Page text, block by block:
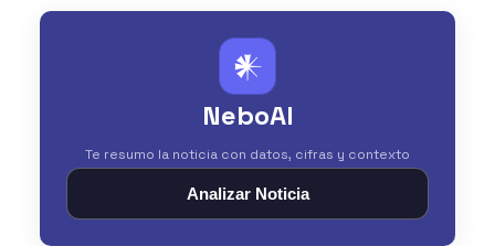
𒀭
NeboAI
Te resumo la noticia con datos, cifras y contexto
Analizar Noticia